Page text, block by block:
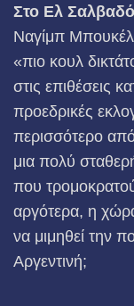
Στο Ελ
Ναγίμπ
«πιο κουλ
στις επιθέσεις
προεδρικές
περισσότερο
μια πολύ
που
αργότερα, η
να μιμηθεί την
Αργεντινή;